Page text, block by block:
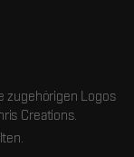
zugehörigen Logos
Creations.